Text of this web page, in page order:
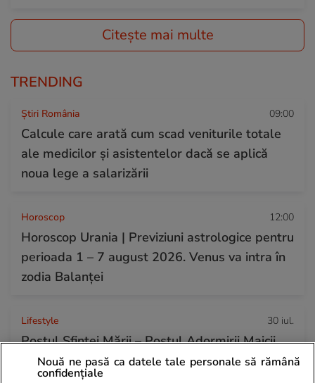
Citește mai multe
TRENDING
Știri România 09:00
Calcule care arată cum scad veniturile totale
ale medicilor și asistentelor dacă se aplică
noua lege a salarizării
Horoscop 12:00
Horoscop Urania | Previziuni astrologice pentru
perioada 1 – 7 august 2026. Venus va intra în
zodia Balanței
Lifestyle 30 iul.
Postul Sfintei Mării – Postul Adormirii Maicii
Domnului. Ce se mănâncă în post
Nouă ne pasă ca datele tale personale să rămână
confidențiale